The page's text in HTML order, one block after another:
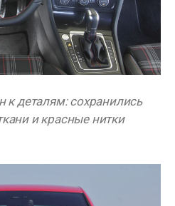
к деталям: сохранились
и красные нитки